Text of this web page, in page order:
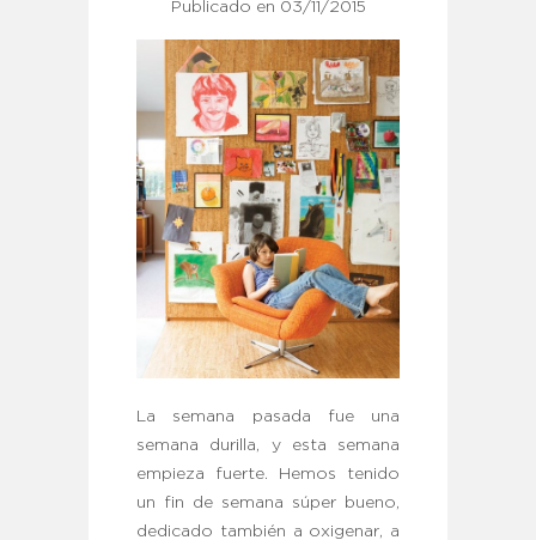
Publicado en 03/11/2015
La semana pasada fue una
semana durilla, y esta semana
empieza fuerte. Hemos tenido
un fin de semana súper bueno,
dedicado también a oxigenar, a